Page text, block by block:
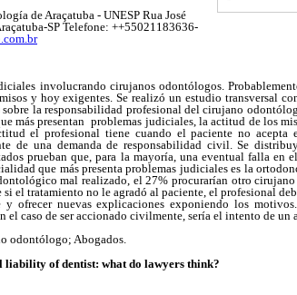
de Araçatuba - UNESP Rua José
SP Telefone: ++55021183636-
involucrando cirujanos odontólogos.
y hoy exigentes. Se realizó un estudio transversal
sobre la responsabilidad profesional del cirujano
más presentan problemas judiciales, la actitud de los
el profesional tiene cuando el paciente no acepta
de una demanda de responsabilidad civil. Se
prueban que, para la mayoría, una eventual falla en
que más presenta problemas judiciales es la
mal realizado, el 27% procurarían otro
el tratamiento no le agradó al paciente, el profesional
ofrecer nuevas explicaciones exponiendo los
el caso de ser accionado civilmente, sería el intento de
odontólogo; Abogados.
liability of dentist: what do lawyers think?